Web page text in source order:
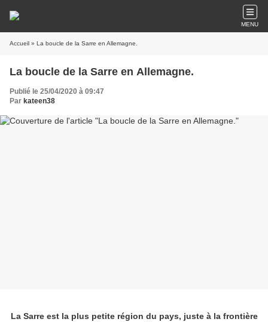
MENU
Accueil » La boucle de la Sarre en Allemagne.
La boucle de la Sarre en Allemagne.
Publié le 25/04/2020 à 09:47
Par kateen38
La Sarre est la plus petite région du pays, juste à la frontière